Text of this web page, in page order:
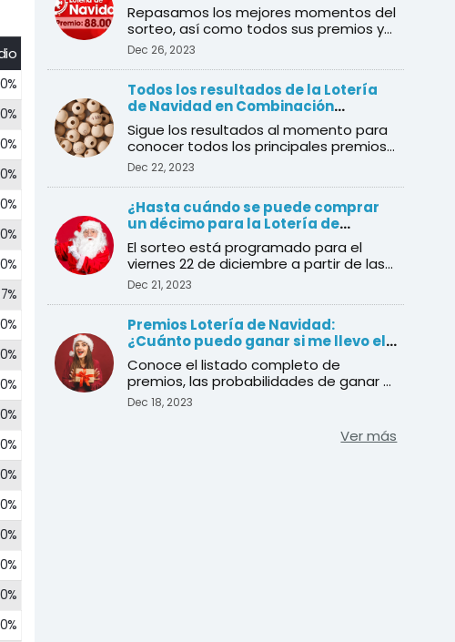
0%
0%
0%
0%
0%
0%
0%
0%
0%
0%
0%
0%
0%
0%
0%
0%
0%
0%
Repasamos los mejores momentos del
sorteo, así como todos sus premios y
ganadores
Dec 26, 2023
Todos los resultados de la Lotería
de Navidad en Combinación
Ganadora
Sigue los resultados al momento para
conocer todos los principales premios
del sorteo de Navidad
Dec 22, 2023
¿Hasta cuándo se puede comprar
un décimo para la Lotería de
Navidad?
El sorteo está programado para el
viernes 22 de diciembre a partir de las
Dec 21, 2023
Premios Lotería de Navidad:
¿Cuánto puedo ganar si me llevo el
Gordo?
Conoce el listado completo de
premios, las probabilidades de ganar y
la cantidad de décimos en j ...
Dec 18, 2023
Ver más